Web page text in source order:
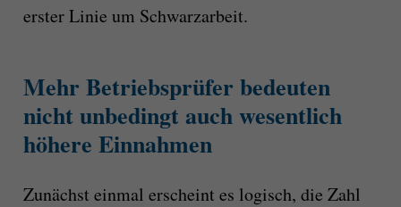
erster Linie um Schwarzarbeit.
Mehr Betriebsprüfer bedeuten
nicht unbedingt auch wesentlich
höhere Einnahmen
Zunächst einmal erscheint es logisch, die Zahl